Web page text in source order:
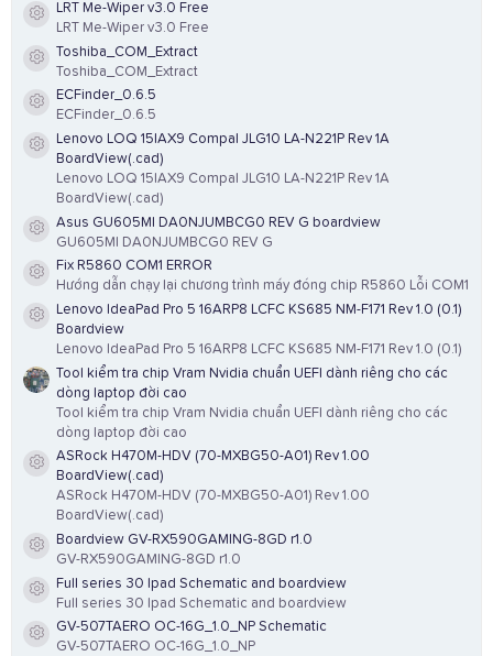
Resource icon
LRT Me-Wiper v3.0 Free
LRT Me-Wiper v3.0 Free
Resource icon
Toshiba_COM_Extract
Toshiba_COM_Extract
Resource icon
ECFinder_0.6.5
ECFinder_0.6.5
Resource icon
Lenovo LOQ 15IAX9 Compal JLG10 LA-N221P Rev 1A
BoardView(.cad)
Lenovo LOQ 15IAX9 Compal JLG10 LA-N221P Rev 1A
BoardView(.cad)
Resource icon
Asus GU605MI DA0NJUMBCG0 REV G boardview
GU605MI DA0NJUMBCG0 REV G
Resource icon
Fix R5860 COM1 ERROR
Hướng dẫn chạy lại chương trình máy đóng chip R5860 Lỗi COM1
Resource icon
Lenovo IdeaPad Pro 5 16ARP8 LCFC KS685 NM-F171 Rev 1.0 (0.1)
Boardview
Lenovo IdeaPad Pro 5 16ARP8 LCFC KS685 NM-F171 Rev 1.0 (0.1)
Tool kiểm tra chip Vram Nvidia chuẩn UEFI dành riêng cho các
dòng laptop đời cao
Tool kiểm tra chip Vram Nvidia chuẩn UEFI dành riêng cho các
dòng laptop đời cao
Resource icon
ASRock H470M-HDV (70-MXBG50-A01) Rev 1.00
BoardView(.cad)
ASRock H470M-HDV (70-MXBG50-A01) Rev 1.00
BoardView(.cad)
Resource icon
Boardview GV-RX590GAMING-8GD r1.0
GV-RX590GAMING-8GD r1.0
Resource icon
Full series 30 Ipad Schematic and boardview
Full series 30 Ipad Schematic and boardview
Resource icon
GV-507TAERO OC-16G_1.0_NP Schematic
GV-507TAERO OC-16G_1.0_NP